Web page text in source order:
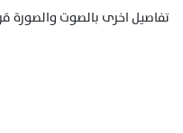
تفاصيل اخرى بالصوت والصورة